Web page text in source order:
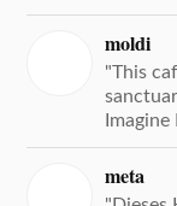
moldi
"This
meta